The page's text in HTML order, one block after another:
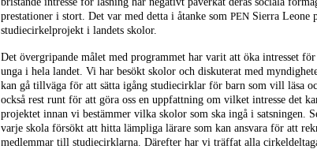
prestationer i stort. Det var med detta i åtanke som PEN Sierra Leone
studiecirkelprojekt i landets skolor.
Det övergripande målet med programmet har varit att öka intresset
unga i hela landet. Vi har besökt skolor och diskuterat med
kan gå tillväga för att sätta igång studiecirklar för barn som vill läsa
också rest runt för att göra oss en uppfattning om vilket intresse det
projektet innan vi bestämmer vilka skolor som ska ingå i satsningen.
varje skola försökt att hitta lämpliga lärare som kan ansvara för att
medlemmar till studiecirklarna. Därefter har vi träffat alla